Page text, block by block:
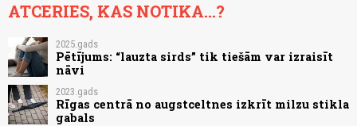
ATCERIES, KAS NOTIKA...?
2025.gads
Pētījums: “lauzta sirds” tik tiešām var izraisīt
nāvi
2023.gads
Rīgas centrā no augstceltnes izkrīt milzu stikla
gabals